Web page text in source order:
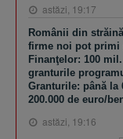
astăzi, 19:17
Românii din
firme noi pot primi
Finanţelor: 100
granturile
Granturile: până
200.000 de euro/
astăzi, 19:16